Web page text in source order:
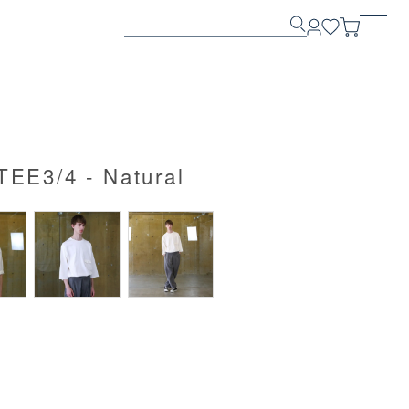
4 - Natural